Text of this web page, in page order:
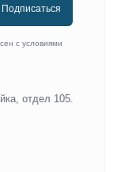
Подписаться
с условиями
отдел 105.